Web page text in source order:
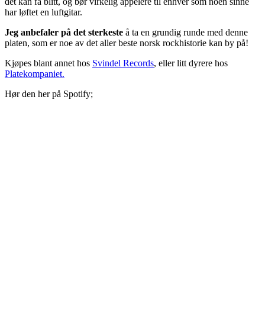
har løftet en luftgitar.
Jeg anbefaler på det sterkeste å ta en grundig runde med denne
platen, som er noe av det aller beste norsk rockhistorie kan by på!
Kjøpes blant annet hos Svindel Records, eller litt dyrere hos
Platekompaniet.
Hør den her på Spotify;